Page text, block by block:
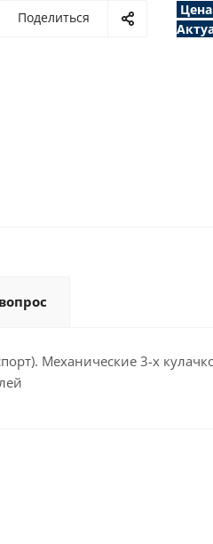
Поделиться
Механические 3-х